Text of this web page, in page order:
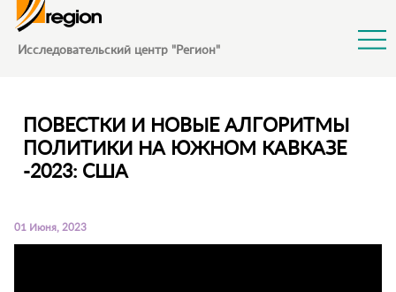
Исследовательский центр "Регион"
ПОВЕСТКИ И НОВЫЕ АЛГОРИТМЫ
ПОЛИТИКИ НА ЮЖНОМ КАВКАЗЕ
-2023: США
01 Июня, 2023